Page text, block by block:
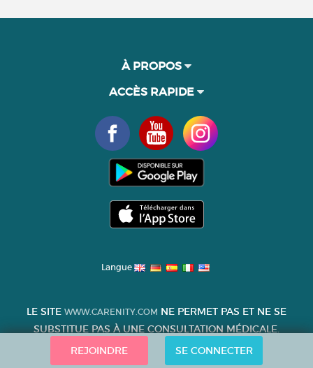
REJOINDRE SE CONNECTER
À PROPOS
ACCÈS RAPIDE
Langue
LE SITE WWW.CARENITY.COM NE PERMET PAS ET NE SE
SUBSTITUE PAS À UNE CONSULTATION MÉDICALE.